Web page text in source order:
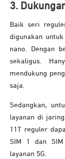
3.
Baik seri
digunakan
nano. Dengan
sekaligus.
mendukung
saja.
Sedangkan,
layanan di
11T reguler
SIM 1 dan
layanan 5G.